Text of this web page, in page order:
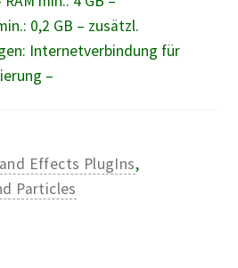
0,2 GB – zusätzl.
Internetverbindung für
–
Effects PlugIns,
Particles